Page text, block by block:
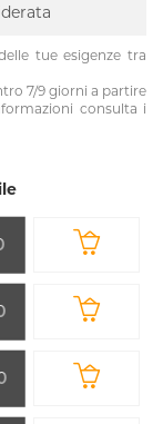
tue esigenze tra
7/9 giorni a partire
consulta i